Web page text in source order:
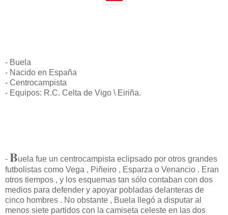
- Buela
- Nacido en España
- Centrocampista
- Equipos: R.C. Celta de Vigo \ Eiriña.
- Buela fue un centrocampista eclipsado por otros grandes
futbolistas como Vega , Piñeiro , Esparza o Venancio . Eran
otros tiempos , y los esquemas tan sólo contaban con dos
medios para defender y apoyar pobladas delanteras de
cinco hombres . No obstante , Buela llegó a disputar al
menos siete partidos con la camiseta celeste en las dos